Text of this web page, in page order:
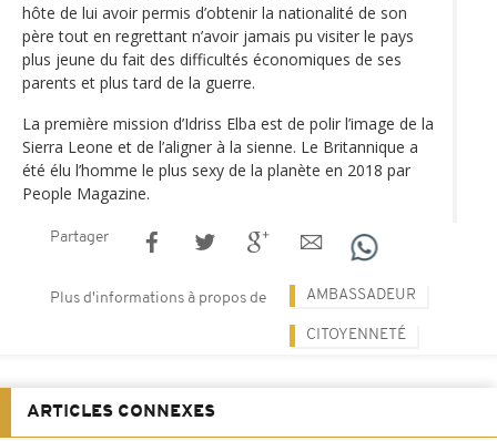
hôte de lui avoir permis d’obtenir la nationalité de son
père tout en regrettant n’avoir jamais pu visiter le pays
plus jeune du fait des difficultés économiques de ses
parents et plus tard de la guerre.
La première mission d’Idriss Elba est de polir l’image de la
Sierra Leone et de l’aligner à la sienne. Le Britannique a
été élu l’homme le plus sexy de la planète en 2018 par
People Magazine.
Partager
Plus d'informations à propos de AMBASSADEUR
CITOYENNETÉ
ARTICLES CONNEXES